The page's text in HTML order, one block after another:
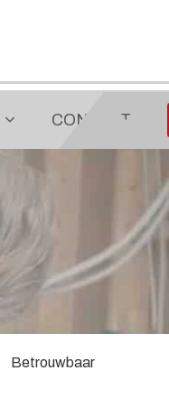
CONTACT
Betrouwbaar